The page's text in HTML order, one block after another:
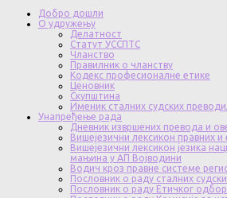
Добро дошли
О удружењу
Делатност
Статут УССПТС
Чланство
Правилник о чланству
Кодекс професионалне етике
Ценовник
Скупштина
Именик сталних судских
Унапређење рада
Дневник извршених превода и
Вишејезични лексикон правних
Вишејезични лексикон језика
мањина у АП Војводини
Водич кроз правне системе
Пословник о раду сталних
Пословник о раду Етичког